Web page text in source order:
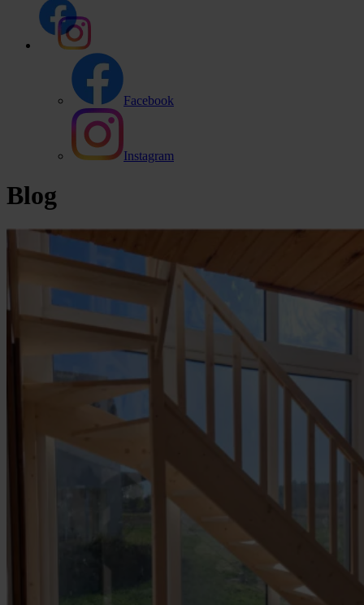
Facebook
Instagram
Blog